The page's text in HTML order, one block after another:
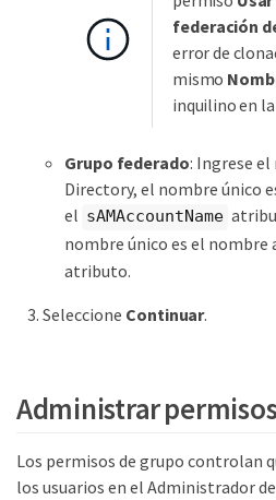
federación
error de
mismo
inquilino en
Grupo federado: Ingrese el
Directory, el nombre único
el sAMAccountName
nombre único es el nombre
atributo.
Seleccione Continuar.
Administrar
Los permisos de grupo controlan
los usuarios en el Administrador